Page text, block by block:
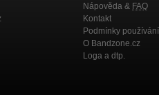
Nápověda & FAQ
Kontakt
Podmínky používání
O Bandzone.cz
Loga a dtp.